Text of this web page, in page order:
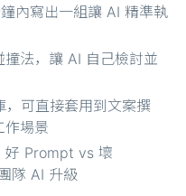
內寫出一組讓 AI 精準執
法，讓 AI 自己檢討並
可直接套用到文案撰
作場景
好 Prompt vs 壞
隊 AI 升級